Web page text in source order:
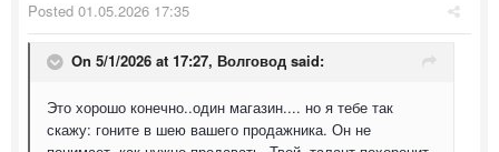
Posted 01.05.2026 17:35
On 5/1/2026 at 17:27, Волговод said:
Это хорошо конечно..один магазин.... но я тебе так
скажу: гоните в шею вашего продажника. Он не